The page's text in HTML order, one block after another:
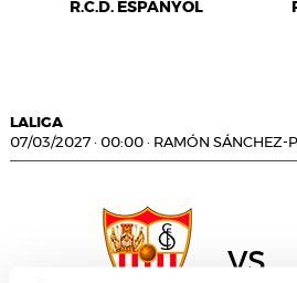
R.C.D. ESPANYOL
LALIGA
07/03/2027 · 00:00 · RAMÓN SÁNCHEZ-
vs